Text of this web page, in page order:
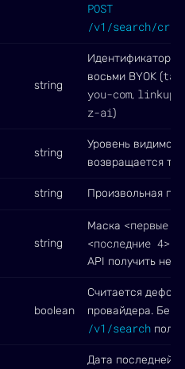
POST
/v1/search/
string
Идентификатор
восьми BYOK (
you-com, linkup
z-ai)
string
Уровень
возвращается
string Произвольная
string
Маска <первые
<последние 4>
API получить
boolean
Считается
провайдера.
/v1/search поле
Дата последней